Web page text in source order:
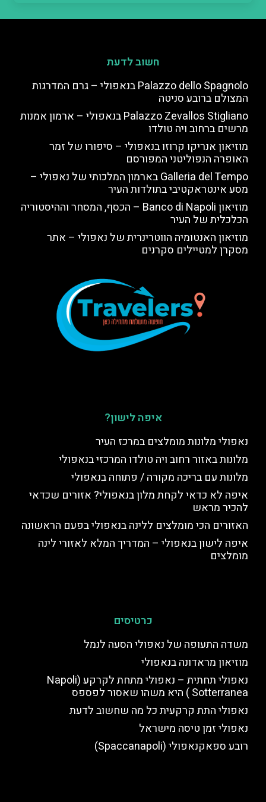
חשוב לדעת
Palazzo dello Spagnolo בנאפולי – גרם המדרגות
המצולם ברובע סניטה
Palazzo Zevallos Stigliano בנאפולי – ארמון אמנות
מרשים ברחוב ויה טולדו
מוזיאון אנריקו קרוזו בנאפולי – סיפורו של זמר
האופרה הנפוליטני המפורסם
Galleria del Tempo בארמון המלכותי של נאפולי –
מסע אינטראקטיבי בתולדות העיר
מוזיאון Banco di Napoli – הכסף, המסחר וההיסטוריה
הכלכלית של העיר
מוזיאון האנטומיה הווטרינרית של נאפולי – אתר
מסקרן למטיילים סקרנים
איפה לישון?
נאפולי מלונות מומלצים במרכז העיר
מלונות באזור רחוב ויה טולדו המרכזי בנאפולי
מלונות עם בריכה מקורה / פתוחה בנאפולי
איפה לא כדאי לקחת מלון בנאפולי? אזורים שכדאי
להכיר מראש
האזורים הכי מומלצים ללינה בנאפולי בפעם הראשונה
איפה לישון בנאפולי – המדריך המלא לאזורי לינה
מומלצים
כרטיסים
משדה התעופה של נאפולי הסעה לנמל
מוזיאון מראדונה בנאפולי
נאפולי תחתית – נאפולי מתחת לקרקע (Napoli
Sotterranea ) היא משהו שאסור לפספס
נאפולי התת קרקעית כל מה שחשוב לדעת
נאפולי זמן טיסה מישראל
רובע ספאקנאפולי (Spaccanapoli)